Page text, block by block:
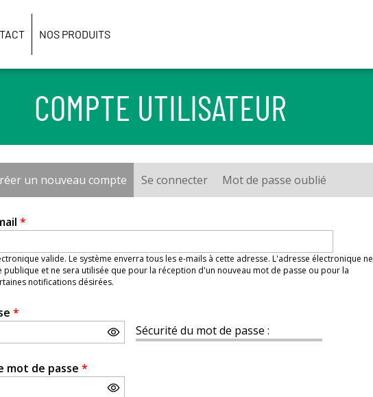
NOS PRODUITS
COMPTE UTILISATEUR
un nouveau compte (onglet actif)
Se connecter Mot de passe oublié
*
valide. Le système enverra tous les e-mails à cette adresse. L'adresse électronique ne
publique et ne sera utilisée que pour la réception d'un nouveau mot de passe ou pour la
notifications désirées.
*
Sécurité du mot de passe :
mot de passe *